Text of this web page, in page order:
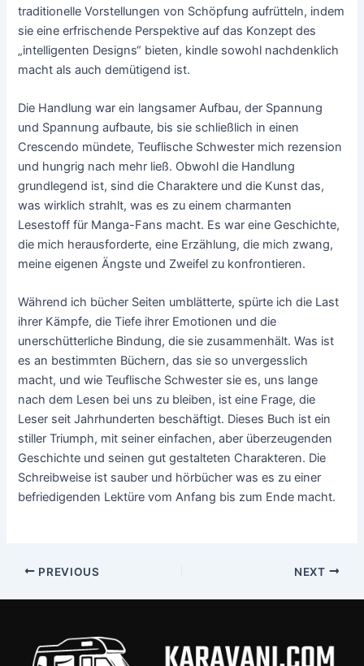
traditionelle Vorstellungen von Schöpfung aufrütteln, indem
sie eine erfrischende Perspektive auf das Konzept des
„intelligenten Designs“ bieten, kindle sowohl nachdenklich
macht als auch demütigend ist.
Die Handlung war ein langsamer Aufbau, der Spannung
und Spannung aufbaute, bis sie schließlich in einen
Crescendo mündete, Teuflische Schwester mich rezension
und hungrig nach mehr ließ. Obwohl die Handlung
grundlegend ist, sind die Charaktere und die Kunst das,
was wirklich strahlt, was es zu einem charmanten
Lesestoff für Manga-Fans macht. Es war eine Geschichte,
die mich herausforderte, eine Erzählung, die mich zwang,
meine eigenen Ängste und Zweifel zu konfrontieren.
Während ich bücher Seiten umblätterte, spürte ich die Last
ihrer Kämpfe, die Tiefe ihrer Emotionen und die
unerschütterliche Bindung, die sie zusammenhält. Was ist
es an bestimmten Büchern, das sie so unvergesslich
macht, und wie Teuflische Schwester sie es, uns lange
nach dem Lesen bei uns zu bleiben, ist eine Frage, die
Leser seit Jahrhunderten beschäftigt. Dieses Buch ist ein
stiller Triumph, mit seiner einfachen, aber überzeugenden
Geschichte und seinen gut gestalteten Charakteren. Die
Schreibweise ist sauber und hörbücher was es zu einer
befriedigenden Lektüre vom Anfang bis zum Ende macht.
PREVIOUS NEXT